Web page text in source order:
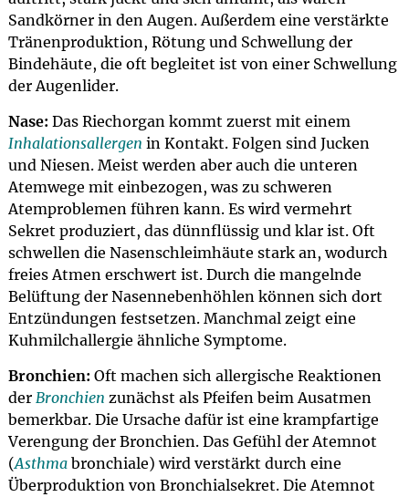
Sandkörner in den Augen. Außerdem eine verstärkte
Tränenproduktion, Rötung und Schwellung der
Bindehäute, die oft begleitet ist von einer Schwellung
der Augenlider.
Nase: Das Riechorgan kommt zuerst mit einem
Inhalationsallergen in Kontakt. Folgen sind Jucken
und Niesen. Meist werden aber auch die unteren
Atemwege mit einbezogen, was zu schweren
Atemproblemen führen kann. Es wird vermehrt
Sekret produziert, das dünnflüssig und klar ist. Oft
schwellen die Nasenschleimhäute stark an, wodurch
freies Atmen erschwert ist. Durch die mangelnde
Belüftung der Nasennebenhöhlen können sich dort
Entzündungen festsetzen. Manchmal zeigt eine
Kuhmilchallergie ähnliche Symptome.
Bronchien: Oft machen sich allergische Reaktionen
der Bronchien zunächst als Pfeifen beim Ausatmen
bemerkbar. Die Ursache dafür ist eine krampfartige
Verengung der Bronchien. Das Gefühl der Atemnot
(Asthmabronchiale) wird verstärkt durch eine
Überproduktion von Bronchialsekret. Die Atemnot